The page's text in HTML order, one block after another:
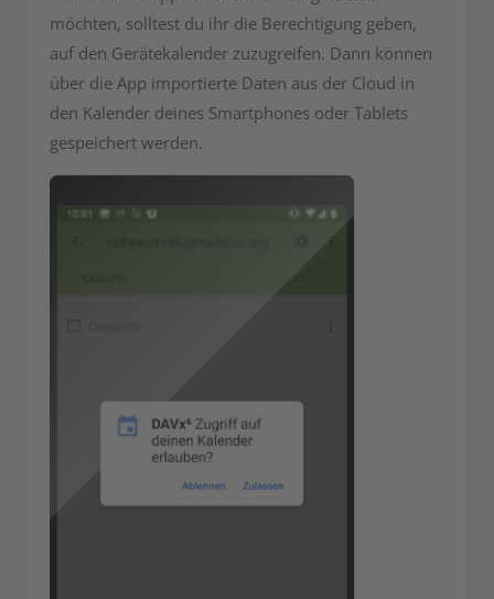
möchten, solltest du ihr die Berechtigung geben,
auf den Gerätekalender zuzugreifen. Dann können
über die App importierte Daten aus der Cloud in
den Kalender deines Smartphones oder Tablets
gespeichert werden.